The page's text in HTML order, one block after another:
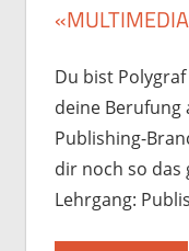
Du bist
deine Berufung
Publishing-
dir noch so das
Lehrgang: